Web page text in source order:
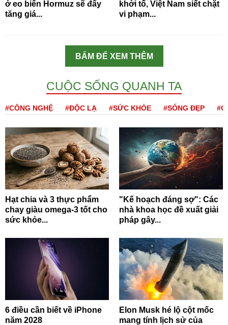
ở eo biển Hormuz sẽ đẩy
tăng giá...
khởi tố, Việt Nam siết chặt
vi phạm...
BẤM ĐỂ XEM THÊM
CUỘC SỐNG QUANH TA
#CÔNG NGHỆ #ĐỘC LẠ #SỨC KHỎE #SỐNG ĐẸP
Hạt chia và 3 thực phẩm
chay giàu omega-3 tốt cho
sức khỏe...
"Kế hoạch đáng sợ": Các
nhà khoa học đề xuất giải
pháp gây...
6 điều cần biết về iPhone
năm 2028
Elon Musk hé lộ cột mốc
mang tính lịch sử của